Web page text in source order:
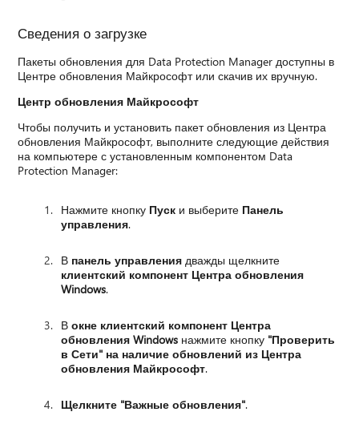
Сведения о загрузке
Пакеты обновления для Data Protection Manager доступны в
Центре обновления Майкрософт или скачив их вручную.
Центр обновления Майкрософт
Чтобы получить и установить пакет обновления из Центра
обновления Майкрософт, выполните следующие действия
на компьютере с установленным компонентом Data
Protection Manager:
Нажмите кнопку Пуск и выберите Панель
управления.
В панель управления дважды щелкните
клиентский компонент Центра обновления
Windows.
Вокне клиентский компонент Центра
обновления Windows нажмите кнопку "Проверить
в Сети" на наличие обновлений из Центра
обновления Майкрософт.
Щелкните "Важные обновления".